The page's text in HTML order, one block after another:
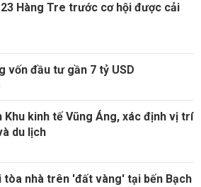
Hàng Tre trước cơ hội được cải
vốn đầu tư gần 7 tỷ USD
Khu kinh tế Vũng Áng, xác định vị trí
du lịch
tòa nhà trên 'đất vàng' tại bến Bạch